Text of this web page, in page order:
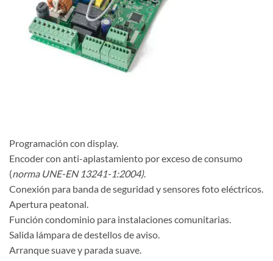
Programación con display.
Encoder con anti-aplastamiento por exceso de consumo
(norma UNE-EN 13241-1:2004).
Conexión para banda de seguridad y sensores foto eléctricos.
Apertura peatonal.
Función condominio para instalaciones comunitarias.
Salida lámpara de destellos de aviso.
Arranque suave y parada suave.